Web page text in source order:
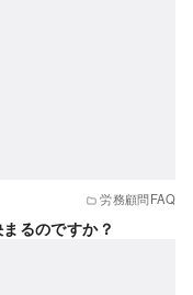
労務顧問FAQ
るのですか？